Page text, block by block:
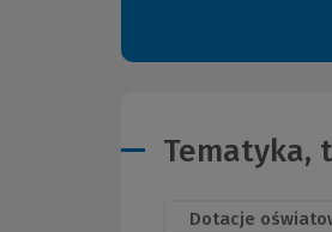
Tematyka,
Dotacje